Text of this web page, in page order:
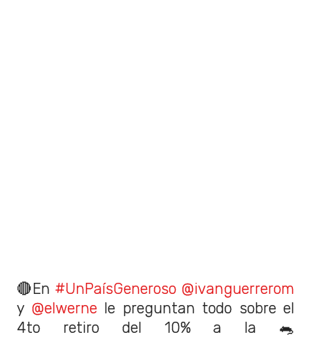
🔴En #UnPaísGeneroso @ivanguerrerom
y @elwernele preguntan todo sobre el
4to retiro del 10% a la 🐀